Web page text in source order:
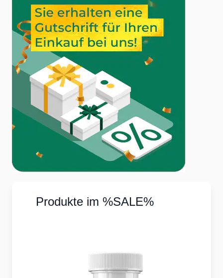
Nahrungsergänzungsmittel in Ihre Ernährung
integrieren, können Sie die Vorteile dieser
essenziellen Fettsäuren optimal nutzen.
Wir von Vitamine-mineralien.eu bieten Ihnen eine
breite Auswahl an hochwertigen Omega-Fettsäuren-
Produkten, die auf neuesten wissenschaftlichen
Erkenntnissen basieren. Lassen Sie uns Ihnen
helfen, ein gesundes und ausgewogenes Leben zu
führen.
Produkte im %SALE%